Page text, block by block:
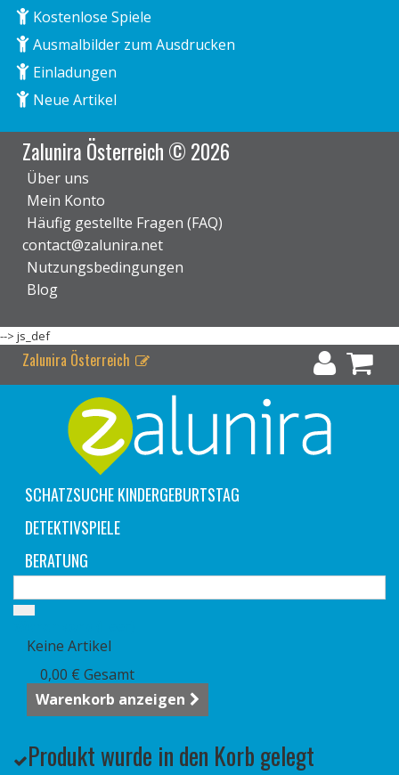
Kostenlose Spiele
Ausmalbilder zum Ausdrucken
Einladungen
Neue Artikel
Zalunira Österreich © 2026
Über uns
Mein Konto
Häufig gestellte Fragen (FAQ)
contact@zalunira.net
Nutzungsbedingungen
Blog
--> js_def
Zalunira Österreich
SCHATZSUCHE KINDERGEBURTSTAG
DETEKTIVSPIELE
BERATUNG
Keine Artikel
0,00 € Gesamt
Warenkorb anzeigen
Produkt wurde in den Korb gelegt